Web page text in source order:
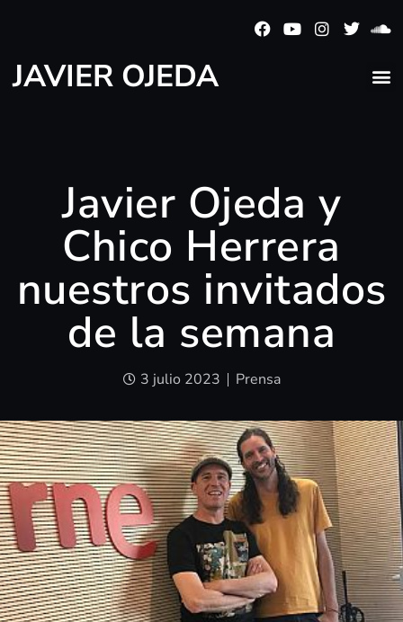
JAVIER OJEDA
Javier Ojeda y
Chico Herrera
nuestros invitados
de la semana
3 julio 2023 Prensa